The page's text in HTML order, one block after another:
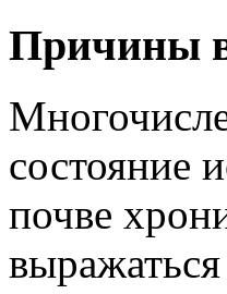
Причины
состояние
почве